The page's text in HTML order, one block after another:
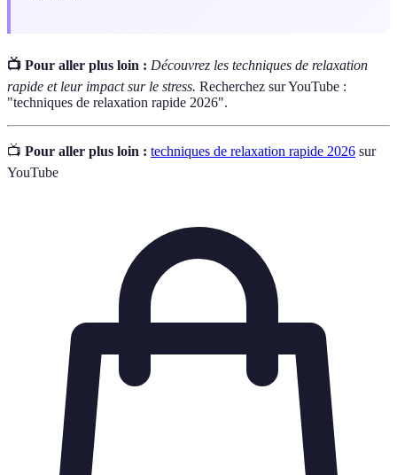
📺 Pour aller plus loin : Découvrez les techniques de relaxation
rapide et leur impact sur le stress. Recherchez sur YouTube :
"techniques de relaxation rapide 2026".
📺 Pour aller plus loin : techniques de relaxation rapide 2026 sur
YouTube